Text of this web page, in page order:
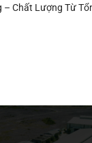
– Chất Lượng Từ